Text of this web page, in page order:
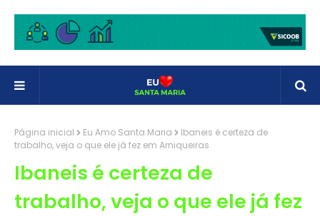
Página inicial Eu Amo Santa Maria
Ibaneis é certeza de
trabalho, veja o que ele já fez em Arniqueiras
Ibaneis é certeza de
trabalho, veja o que ele já fez